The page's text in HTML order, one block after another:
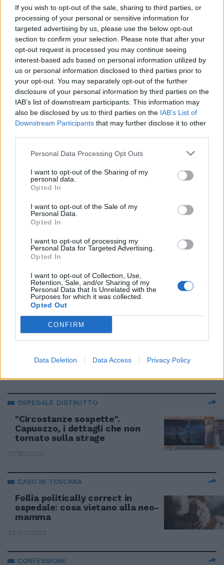
If you wish to opt-out of the sale, sharing to third parties, or
processing of your personal or sensitive information for
targeted advertising by us, please use the below opt-out
section to confirm your selection. Please note that after your
opt-out request is processed you may continue seeing
interest-based ads based on personal information utilized by
us or personal information disclosed to third parties prior to
your opt-out. You may separately opt-out of the further
disclosure of your personal information by third parties on the
IAB’s list of downstream participants. This information may
also be disclosed by us to third parties on the IAB’s List of
Downstream Participants that may further disclose it to other
Personal Data Processing Opt Outs
I want to opt-out of the Sharing of my
personal data.
Opted In
I want to opt-out of the Sale of my
Personal Data.
Opted In
I want to opt-out of processing my
Personal Data for Targeted Advertising.
Opted In
I want to opt-out of Collection, Use,
Retention, Sale, and/or Sharing of my
Personal Data that Is Unrelated with the
Purposes for which it was collected.
Opted Out
CONFIRM
Data Deletion Data Access Privacy Policy
10/12/2023
TIVOLI
Chi all'epoca guidava il Lazio
oggi è corresponsabile
10/12/2023
SANITÀ IN GINOCCHIO
Fiamme e morti in ospedale, la
MORTE IN OSPEDALE
Tivoli, si indaga per omicidio
partito l'incendio
09/12/2023
TIVOLI
reparti distrutti | VIDEO
09/12/2023
INCHIESTA APERTA
Ospedale di Tivoli in fiamme: 3
evacuati | VIDEO
OSPEDALE DISTRUTTO
"Circostanze sospette".
Capuozzo, i dettagli che non
tornato sulla strage
17/10/2023
CASO IN TOSCANA
Follia politically correct in
ospedale: cosa vietano alla neo-
mamma
24/07/2023
CONFESSIONE